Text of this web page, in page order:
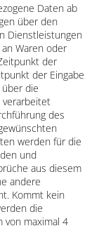
Daten ab
über den
Dienstleistungen
Waren oder
der
der Eingabe
die
verarbeitet
des
werden für die
und
aus diesem
andere
Kommt kein
die
von maximal 4